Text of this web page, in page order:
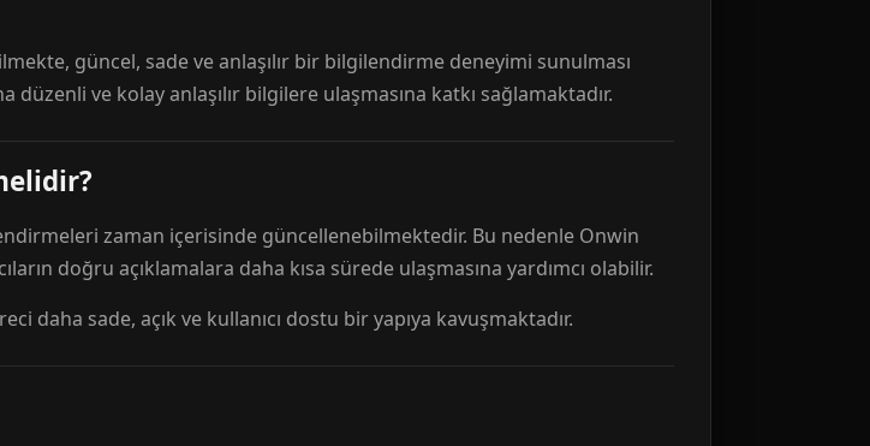
güncel, sade ve anlaşılır bir bilgilendirme deneyimi sunulması
düzenli ve kolay anlaşılır bilgilere ulaşmasına katkı sağlamaktadır.
zaman içerisinde güncellenebilmektedir. Bu nedenle Onwin
doğru açıklamalara daha kısa sürede ulaşmasına yardımcı olabilir.
sade, açık ve kullanıcı dostu bir yapıya kavuşmaktadır.